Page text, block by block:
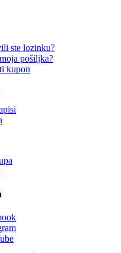
ste lozinku?
pošiljka?
kupon